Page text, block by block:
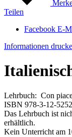
Teilen
Facebook E-
Informationen
Lehrbuch: Con
ISBN 978-3-12-
Das Lehrbuch ist
erhältlich.
Kein Unterricht am